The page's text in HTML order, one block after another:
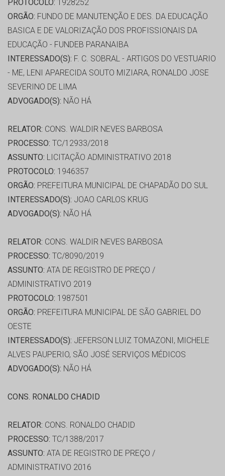
PROTOCOLO: 1928252
ORGÃO: FUNDO DE MANUTENÇÃO E DES. DA EDUCAÇÃO
BASICA E DE VALORIZAÇÃO DOS PROFISSIONAIS DA
EDUCAÇÃO - FUNDEB PARANAIBA
INTERESSADO(S): F. C. SOBRAL - ARTIGOS DO VESTUARIO
- ME, LENI APARECIDA SOUTO MIZIARA, RONALDO JOSE
SEVERINO DE LIMA
ADVOGADO(S): NÃO HÁ
RELATOR: CONS. WALDIR NEVES BARBOSA
PROCESSO: TC/12933/2018
ASSUNTO: LICITAÇÃO ADMINISTRATIVO 2018
PROTOCOLO: 1946357
ORGÃO: PREFEITURA MUNICIPAL DE CHAPADÃO DO SUL
INTERESSADO(S): JOAO CARLOS KRUG
ADVOGADO(S): NÃO HÁ
RELATOR: CONS. WALDIR NEVES BARBOSA
PROCESSO: TC/8090/2019
ASSUNTO: ATA DE REGISTRO DE PREÇO /
ADMINISTRATIVO 2019
PROTOCOLO: 1987501
ORGÃO: PREFEITURA MUNICIPAL DE SÃO GABRIEL DO
OESTE
INTERESSADO(S): JEFERSON LUIZ TOMAZONI, MICHELE
ALVES PAUPERIO, SÃO JOSÉ SERVIÇOS MÉDICOS
ADVOGADO(S): NÃO HÁ
CONS. RONALDO CHADID
RELATOR: CONS. RONALDO CHADID
PROCESSO: TC/1388/2017
ASSUNTO: ATA DE REGISTRO DE PREÇO /
ADMINISTRATIVO 2016